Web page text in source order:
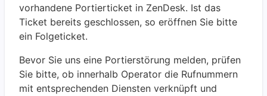
vorhandene Portierticket in ZenDesk. Ist das
Ticket bereits geschlossen, so eröffnen Sie bitte
ein Folgeticket.
Bevor Sie uns eine Portierstörung melden, prüfen
Sie bitte, ob innerhalb Operator die Rufnummern
mit entsprechenden Diensten verknüpft und